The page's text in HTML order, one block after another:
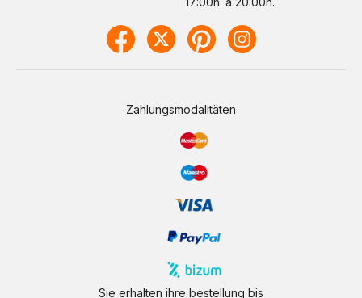
Zahlungsmodalitäten
Sie erhalten ihre bestellung bis